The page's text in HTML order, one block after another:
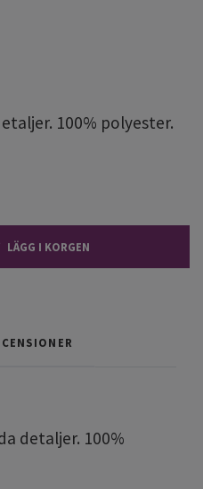
100% polyester.
LÄGG I KORGEN
detaljer. 100%